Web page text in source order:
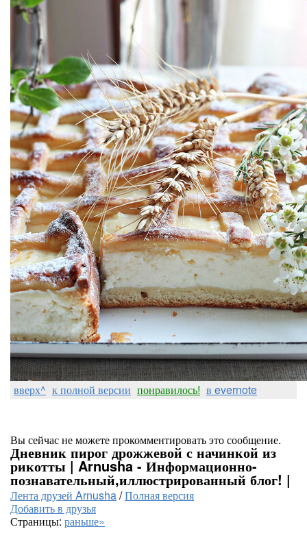
вверх^ к полной версии понравилось! в evernote
Вы сейчас не можете прокомментировать это сообщение.
Дневник пирог дрожжевой с начинкой из
рикотты | Arnusha - Информационно-
познавательный,иллюстрированный блог! |
Лента друзей Arnusha/Полная версия
Добавить в друзья
Страницы: раньше»